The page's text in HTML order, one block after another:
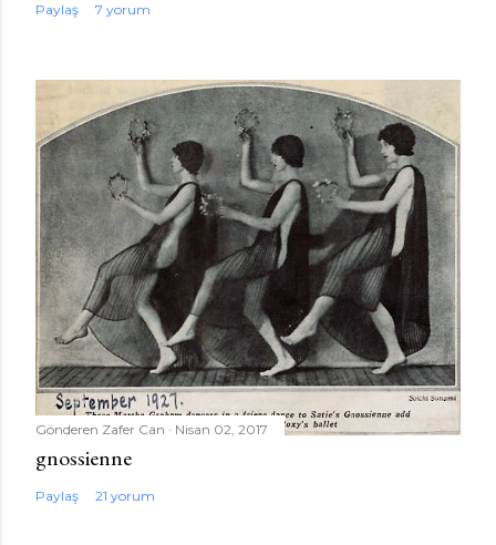
Paylaş 7 yorum
Gönderen Zafer Can Nisan 02, 2017
gnossienne
Paylaş 21 yorum